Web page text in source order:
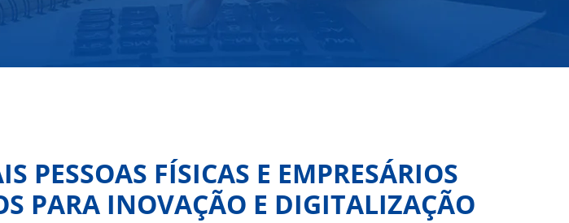
PESSOAS FÍSICAS E EMPRESÁRIOS
PARA INOVAÇÃO E DIGITALIZAÇÃO